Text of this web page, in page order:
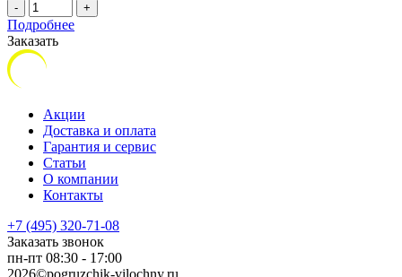
- +
Подробнее
Заказать
Акции
Доставка и оплата
Гарантия и сервис
Статьи
О компании
Контакты
+7 (495) 320-71-08
Заказать звонок
пн-пт 08:30 - 17:00